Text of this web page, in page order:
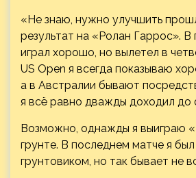
«Не знаю, нужно улучшить
результат на «Ролан Гаррос».
играл хорошо, но вылетел в
US Open я всегда показываю
а в Австралии бывают
я всё равно дважды доходил до
Возможно, однажды я выиграю
грунте. В последнем матче я
грунтовиком, но так бывает не